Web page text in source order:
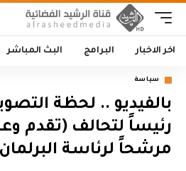
اخر الاخبار البرامج البث المباشر
سياسة
بالفيديو .. لحظة
رئيساً لتحالف (تقدم
مرشحاً لرئاسة البرلمان